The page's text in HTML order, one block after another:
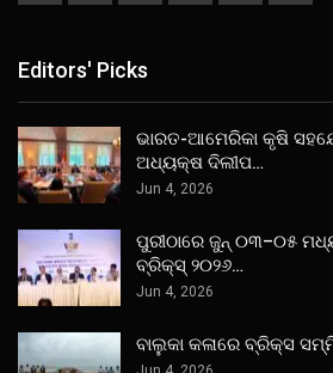
Editors' Picks
ଭାରତ-ଆମେରିକା କୃଷି
ଅଧ୍ୟକ୍ଷ ଦିଲୀପ…
Jun 4, 2026
ପୁରୀଠାରେ ଜୁନ୍ ୦୩–୦୫
ବ୍ରିକ୍ସ୍ ୨୦୨୬…
Jun 4, 2026
ବାଲୁକା କଳାରେ ବ୍ରିକ୍ସ